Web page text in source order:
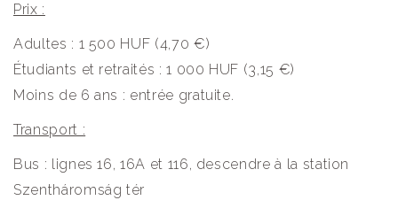
Prix :
Adultes : 1 500 HUF (4,70 €)
Étudiants et retraités : 1 000 HUF (3,15 €)
Moins de 6 ans : entrée gratuite.
Transport :
Bus : lignes 16, 16A et 116, descendre à la station
Szentháromság tér